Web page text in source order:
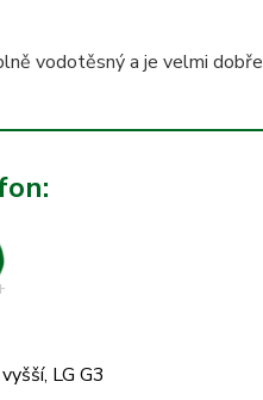
vodotěsný a je velmi
LG G3